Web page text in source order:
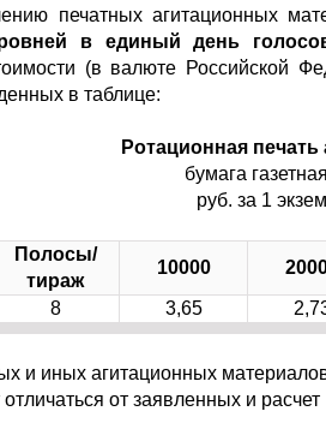
печатных агитационных
в единый день
(в валюте Российской
в таблице:
Ротационная
бумага
руб. за 1
Полосы/
тираж
10000
8
3,65
и иных агитационных
от заявленных и